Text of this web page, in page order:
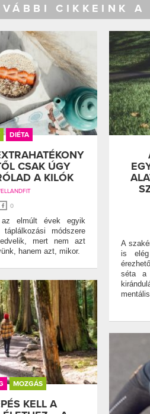
CIKKEINK A
DIÉTA
CSAK ÚGY
A KILÓK
0
elmúlt évek egyik
módszere
mert nem azt
hanem azt, mikor.
A
is
séta a
MOZGÁS
KELL A